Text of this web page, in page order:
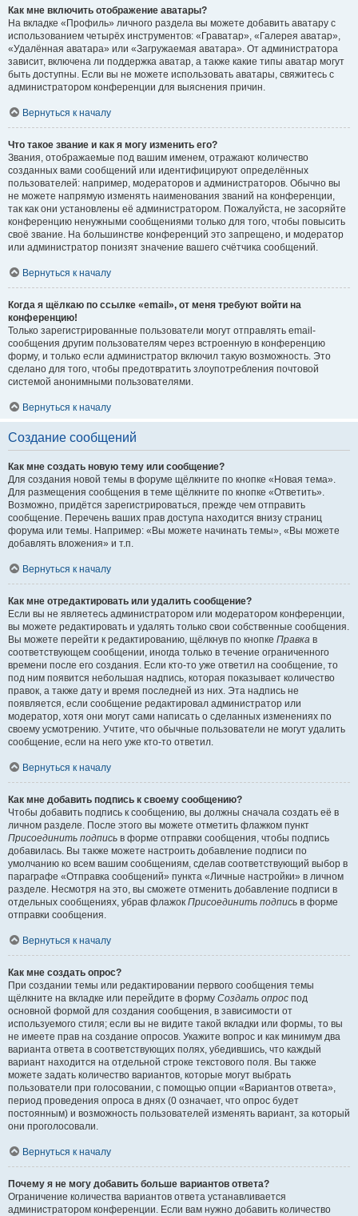
Как мне включить отображение аватары?
На вкладке «Профиль» личного раздела вы можете добавить аватару с
использованием четырёх инструментов: «Граватар», «Галерея аватар»,
«Удалённая аватара» или «Загружаемая аватара». От администратора
зависит, включена ли поддержка аватар, а также какие типы аватар могут
быть доступны. Если вы не можете использовать аватары, свяжитесь с
администратором конференции для выяснения причин.
Вернуться к началу
Что такое звание и как я могу изменить его?
Звания, отображаемые под вашим именем, отражают количество
созданных вами сообщений или идентифицируют определённых
пользователей: например, модераторов и администраторов. Обычно вы
не можете напрямую изменять наименования званий на конференции,
так как они установлены её администратором. Пожалуйста, не засоряйте
конференцию ненужными сообщениями только для того, чтобы повысить
своё звание. На большинстве конференций это запрещено, и модератор
или администратор понизят значение вашего счётчика сообщений.
Вернуться к началу
Когда я щёлкаю по ссылке «email», от меня требуют войти на
конференцию!
Только зарегистрированные пользователи могут отправлять email-
сообщения другим пользователям через встроенную в конференцию
форму, и только если администратор включил такую возможность. Это
сделано для того, чтобы предотвратить злоупотребления почтовой
системой анонимными пользователями.
Вернуться к началу
Создание сообщений
Как мне создать новую тему или сообщение?
Для создания новой темы в форуме щёлкните по кнопке «Новая тема».
Для размещения сообщения в теме щёлкните по кнопке «Ответить».
Возможно, придётся зарегистрироваться, прежде чем отправить
сообщение. Перечень ваших прав доступа находится внизу страниц
форума или темы. Например: «Вы можете начинать темы», «Вы можете
добавлять вложения» и т.п.
Вернуться к началу
Как мне отредактировать или удалить сообщение?
Если вы не являетесь администратором или модератором конференции,
вы можете редактировать и удалять только свои собственные сообщения.
Вы можете перейти к редактированию, щёлкнув по кнопке Правка в
соответствующем сообщении, иногда только в течение ограниченного
времени после его создания. Если кто-то уже ответил на сообщение, то
под ним появится небольшая надпись, которая показывает количество
правок, а также дату и время последней из них. Эта надпись не
появляется, если сообщение редактировал администратор или
модератор, хотя они могут сами написать о сделанных изменениях по
своему усмотрению. Учтите, что обычные пользователи не могут удалить
сообщение, если на него уже кто-то ответил.
Вернуться к началу
Как мне добавить подпись к своему сообщению?
Чтобы добавить подпись к сообщению, вы должны сначала создать её в
личном разделе. После этого вы можете отметить флажком пункт
Присоединить подпись в форме отправки сообщения, чтобы подпись
добавилась. Вы также можете настроить добавление подписи по
умолчанию ко всем вашим сообщениям, сделав соответствующий выбор в
параграфе «Отправка сообщений» пункта «Личные настройки» в личном
разделе. Несмотря на это, вы сможете отменить добавление подписи в
отдельных сообщениях, убрав флажок Присоединить подпись в форме
отправки сообщения.
Вернуться к началу
Как мне создать опрос?
При создании темы или редактировании первого сообщения темы
щёлкните на вкладке или перейдите в форму Создать опрос под
основной формой для создания сообщения, в зависимости от
используемого стиля; если вы не видите такой вкладки или формы, то вы
не имеете прав на создание опросов. Укажите вопрос и как минимум два
варианта ответа в соответствующих полях, убедившись, что каждый
вариант находится на отдельной строке текстового поля. Вы также
можете задать количество вариантов, которые могут выбрать
пользователи при голосовании, с помощью опции «Вариантов ответа»,
период проведения опроса в днях (0 означает, что опрос будет
постоянным) и возможность пользователей изменять вариант, за который
они проголосовали.
Вернуться к началу
Почему я не могу добавить больше вариантов ответа?
Ограничение количества вариантов ответа устанавливается
администратором конференции. Если вам нужно добавить количество